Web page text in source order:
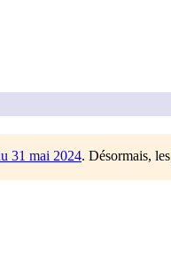
31 mai 2024. Désormais, les